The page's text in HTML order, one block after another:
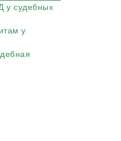
у судебных
у